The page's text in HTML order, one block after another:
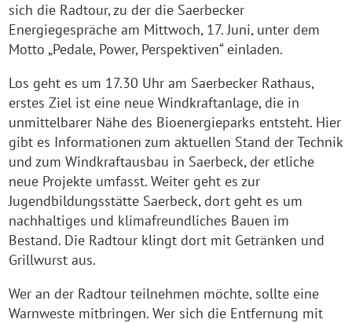
sich die Radtour, zu der die Saerbecker
Energiegespräche am Mittwoch, 17. Juni, unter dem
Motto „Pedale, Power, Perspektiven“ einladen.
Los geht es um 17.30 Uhr am Saerbecker Rathaus,
erstes Ziel ist eine neue Windkraftanlage, die in
unmittelbarer Nähe des Bioenergieparks entsteht. Hier
gibt es Informationen zum aktuellen Stand der Technik
und zum Windkraftausbau in Saerbeck, der etliche
neue Projekte umfasst. Weiter geht es zur
Jugendbildungsstätte Saerbeck, dort geht es um
nachhaltiges und klimafreundliches Bauen im
Bestand. Die Radtour klingt dort mit Getränken und
Grillwurst aus.
Wer an der Radtour teilnehmen möchte, sollte eine
Warnweste mitbringen. Wer sich die Entfernung mit